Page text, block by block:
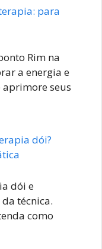
para
Rim na
a energia e
aprimore seus
dói?
dói e
técnica.
como